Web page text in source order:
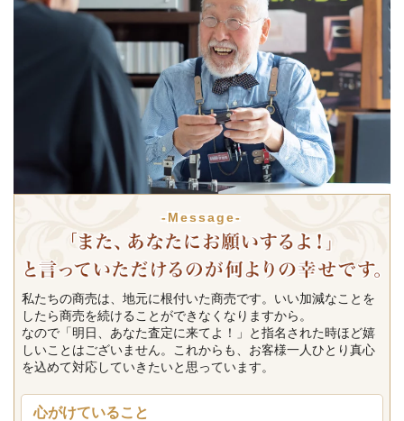
-Message-
私たちの商売は、地元に根付いた商売です。いい加減なことを
したら商売を続けることができなくなりますから。
なので「明日、あなた査定に来てよ！」と指名された時ほど嬉
しいことはございません。これからも、お客様一人ひとり真心
を込めて対応していきたいと思っています。
心がけていること